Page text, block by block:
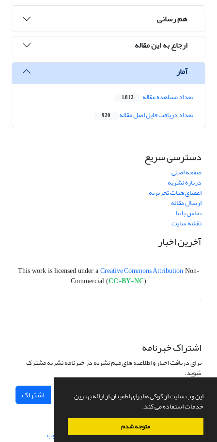
این وب سایت از کوکی ها برای اطمینان از ارائه بهترین
خدمات استفاده می کند.
متوجه شدم
هم رسانی
ارجاع به این مقاله
آمار
تعداد مشاهده مقاله 1,812
تعداد دریافت فایل اصل مقاله 920
دسترسی سریع
صفحه اصلی
درباره نشریه
اعضای هیات تحریریه
ارسال مقاله
تماس با ما
نقشه سایت
آخرین اخبار
This work is licensed under a Creative Commons Attribution Non-
Commercial (CC-BY-NC)
.
اشتراک خبرنامه
برای دریافت اخبار و اطلاعیه های مهم نشریه در خبرنامه نشریه مشترک
شوید.
اشتراک
سامانه مدیریت نشریات علمی.طراحی و پیاده سازی از سیناوب